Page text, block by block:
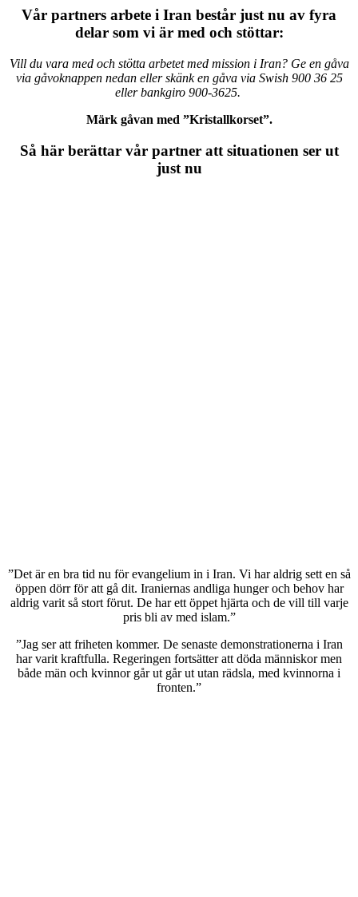
Vår partners arbete i Iran består just nu av fyra
delar som vi är med och stöttar:
Vill du vara med och stötta arbetet med mission i Iran? Ge en gåva
via gåvoknappen nedan eller skänk en gåva via Swish 900 36 25
eller bankgiro 900-3625.
Märk gåvan med ”Kristallkorset”.
Så här berättar vår partner att situationen ser ut
just nu
”Det är en bra tid nu för evangelium in i Iran. Vi har aldrig sett en så
öppen dörr för att gå dit. Iraniernas andliga hunger och behov har
aldrig varit så stort förut. De har ett öppet hjärta och de vill till varje
pris bli av med islam.”
”Jag ser att friheten kommer. De senaste demonstrationerna i Iran
har varit kraftfulla. Regeringen fortsätter att döda människor men
både män och kvinnor går ut går ut utan rädsla, med kvinnorna i
fronten.”